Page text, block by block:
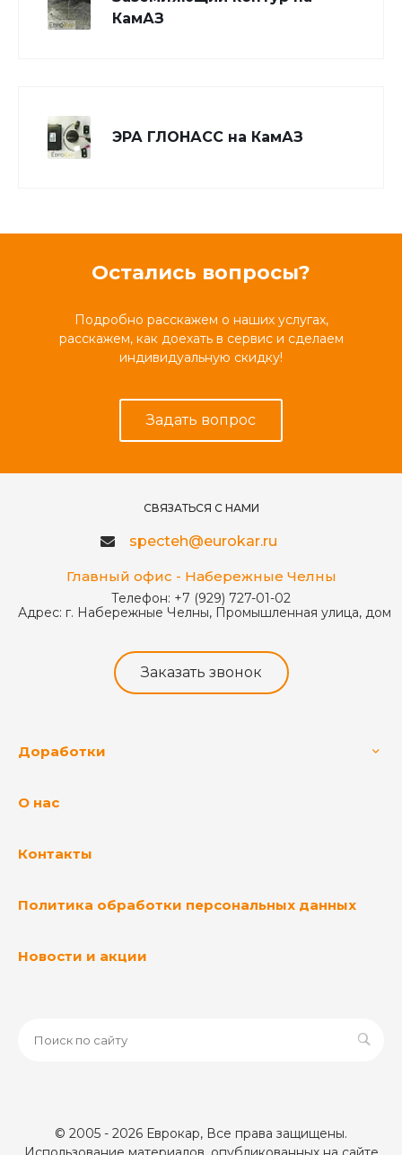
КамАЗ
ЭРА ГЛОНАСС на КамАЗ
Остались вопросы?
Подробно расскажем о наших услугах,
расскажем, как доехать в сервис и сделаем
индивидуальную скидку!
Задать вопрос
СВЯЗАТЬСЯ С НАМИ
specteh@eurokar.ru
Главный офис - Набережные Челны
Телефон: +7 (929) 727-01-02
Адрес: г. Набережные Челны, Промышленная улица, дом
Заказать звонок
Доработки
О нас
Контакты
Политика обработки персональных данных
Новости и акции
© 2005 - 2026 Еврокар, Все права защищены.